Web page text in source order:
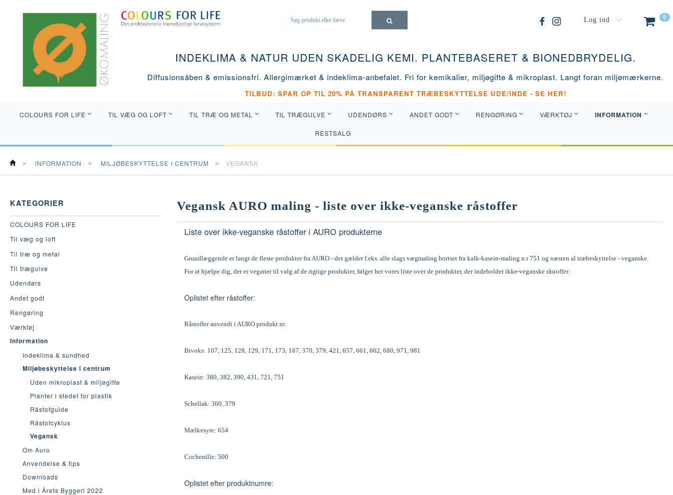
0
Log ind
INDEKLIMA & NATUR UDEN SKADELIG KEMI. PLANTEBASERET & BIONEDBRYDELIG.
Diffusionsåben & emissionsfri. Allergimærket & indeklima-anbefalet. Fri for kemikalier, miljøgifte & mikroplast. Langt foran miljømærkerne.
TILBUD: SPAR OP TIL 20% PÅ TRANSPARENT TRÆBESKYTTELSE UDE/INDE - SE HER!
COLOURS FOR LIFE TIL VÆG OG LOFT TIL TRÆ OG METAL TIL TRÆGULVE UDENDØRS ANDET GODT RENGØRING VÆRKTØJ INFORMATION
RESTSALG
INFORMATION MILJØBESKYTTELSE I CENTRUM VEGANSK
KATEGORIER
COLOURS FOR LIFE
Til væg og loft
Til træ og metal
Til trægulve
Udendørs
Andet godt
Rengøring
Værktøj
Information
Indeklima & sundhed
Miljøbeskyttelse i centrum
Uden mikroplast & miljøgifte
Planter i stedet for plastik
Råstofguide
Råstofcyklus
Vegansk
Om Auro
Anvendelse & tips
Downloads
Med i Årets Byggeri 2022
Vegansk AURO maling - liste over ikke-veganske råstoffer
Liste over ikke-veganske råstoffer i AURO produkterne
Grundlæggende er langt de fleste produkter fra AURO - det gælder f.eks. alle slags vægmaling bortset fra kalk-kasein-maling n.r 751 og næsten al træbeskyttelse - veganske.
For at hjælpe dig, der er veganer til valg af de rigtige produkter, følger her vores liste over de produkter, der indeholder ikke-veganske råstoffer:
Oplistet efter råstoffer:
Råstoffer anvendt i AURO produkt nr.
Bivoks: 107, 125, 128, 129, 171, 173, 187, 370, 379, 421, 657, 661, 662, 680, 971, 981
Kasein: 380, 382, 390, 431, 721, 751
Schellak: 360, 379
Mælkesyre: 654
Cochenille: 500
Oplistet efter produktnumre: